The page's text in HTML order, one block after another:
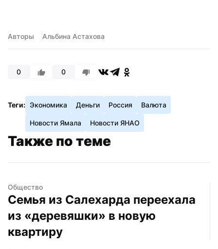
Авторы Альбина Астахова
0 0
Теги: Экономика Деньги Россия Валюта
Новости Ямала Новости ЯНАО
Также по теме
Общество
Семья из Салехарда переехала
из «деревяшки» в новую
квартиру